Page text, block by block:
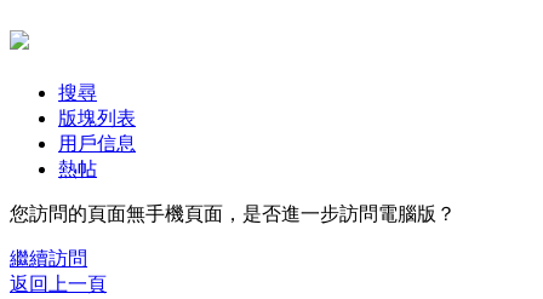
搜尋
版塊列表
用戶信息
熱帖
您訪問的頁面無手機頁面，是否進一步訪問電腦版？
繼續訪問
返回上一頁